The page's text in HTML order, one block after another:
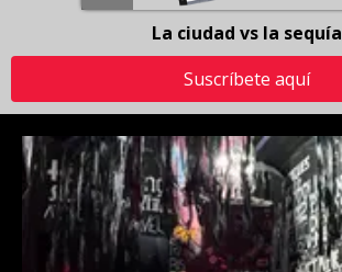
La ciudad vs la sequía
Suscríbete aquí